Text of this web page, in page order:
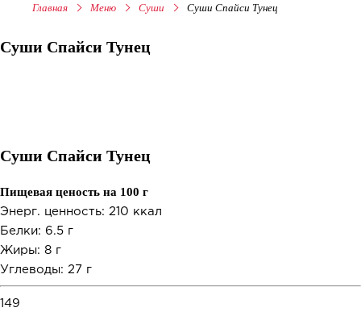
Главная Меню Суши Суши Спайси Тунец
Суши Спайси Тунец
Суши Спайси Тунец
Пищевая ценость на 100 г
Энерг. ценность: 210 ккал
Белки: 6.5 г
Жиры: 8 г
Углеводы: 27 г
149